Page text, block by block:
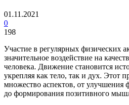
01.11.2021
0
198
Участие в регулярных физических
значительное воздействие на
человека. Движение становится
укрепляя как тело, так и дух. Этот
множество аспектов, от улучшения
до формирования позитивного